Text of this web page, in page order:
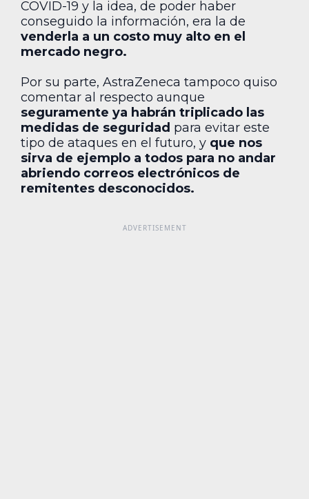
COVID-19 y la idea, de poder haber
conseguido la información, era la de
venderla a un costo muy alto en el
mercado negro.
Por su parte, AstraZeneca tampoco quiso
comentar al respecto aunque
seguramente ya habrán triplicado las
medidas de seguridad para evitar este
tipo de ataques en el futuro, y que nos
sirva de ejemplo a todos para no andar
abriendo correos electrónicos de
remitentes desconocidos.